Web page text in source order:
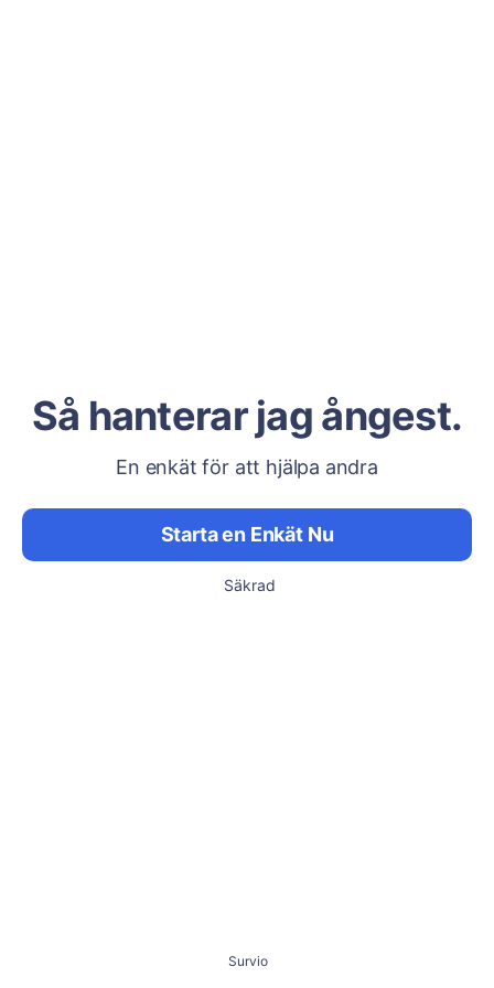
Så hanterar jag ångest.
En enkät för att hjälpa andra
Starta en Enkät Nu
Säkrad
Survio